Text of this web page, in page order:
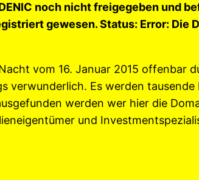
noch nicht freigegeben und
gewesen. Status: Error: Die
vom 16. Januar 2015 offenbar
verwunderlich. Es werden
werden wer hier die
und